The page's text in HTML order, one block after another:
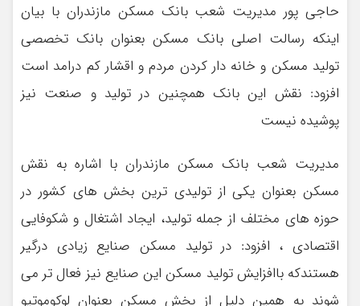
حاجی پور مدیریت شعب بانک مسکن مازندران با بیان
اینکه رسالت اصلی بانک مسکن بعنوان بانک تخصصی
تولید مسکن و خانه دار کردن مردم و اقشار کم درامد است
افزود: نقش این بانک همچنین در تولید و صنعت نیز
پوشیده نیست
مدیریت شعب بانک مسکن مازندران با اشاره به نقش
مسکن بعنوان یکی از تولیدی ترین بخش های کشور در
حوزه های مختلف از جمله تولید، ایجاد اشتغال و شکوفایی
اقتصادی ، افزود: در تولید مسکن صنایع زیادی درگیر
هستندکه باافزایش تولید مسکن این صنایع نیز فعال تر می
شوند به همین دلیل از بخش مسکن بعنوان لوکوموتیو